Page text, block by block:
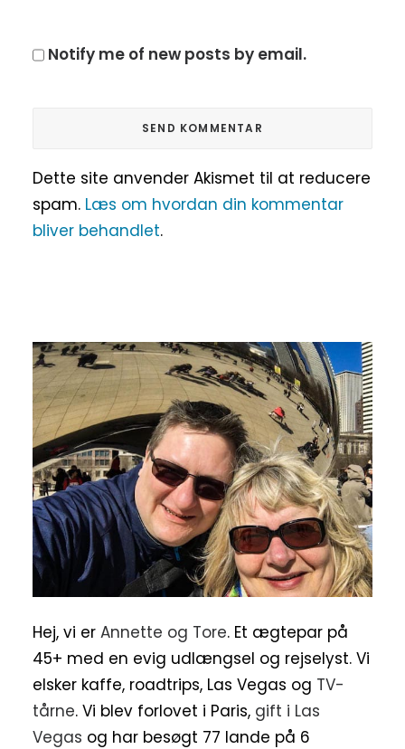
Notify me of new posts by email.
Dette site anvender Akismet til at reducere
spam. Læs om hvordan din kommentar
bliver behandlet.
Hej, vi er Annette og Tore. Et ægtepar på
45+ med en evig udlængsel og rejselyst. Vi
elsker kaffe, roadtrips, Las Vegas og TV-
tårne. Vi blev forlovet i Paris, gift i Las
Vegas og har besøgt 77 lande på 6